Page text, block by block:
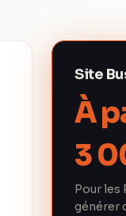
Site
À
3
Pour les
générer